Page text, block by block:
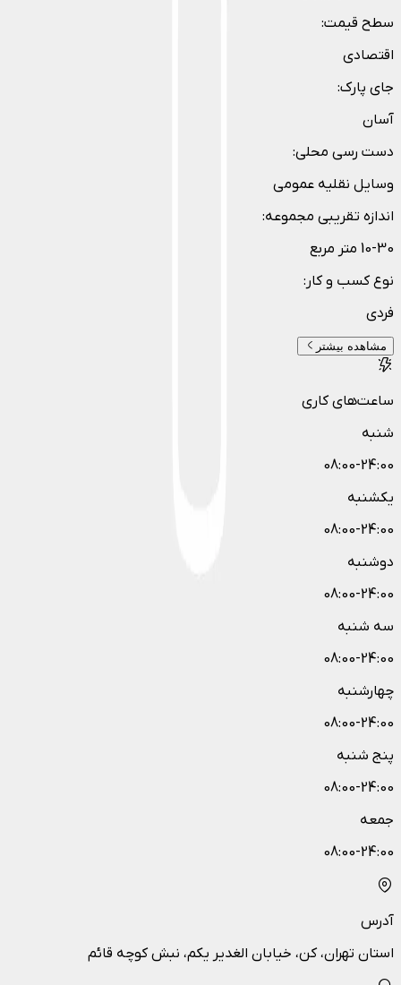
سطح قیمت:
اقتصادی
جای پارک:
آسان
دست رسی محلی:
وسایل نقلیه عمومی
اندازه تقریبی مجموعه:
10-30 متر مربع
نوع کسب و کار :
فردی
مشاهده بیشتر
ساعت‌های کاری
شنبه
08:00-24:00
یکشنبه
08:00-24:00
دوشنبه
08:00-24:00
سه شنبه
08:00-24:00
چهارشنبه
08:00-24:00
پنج شنبه
08:00-24:00
جمعه
08:00-24:00
آدرس
استان تهران، کن، خیابان الغدیر یکم، نبش کوچه قائم